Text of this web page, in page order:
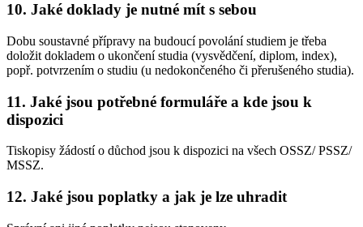
10. Jaké doklady je nutné mít s sebou
Dobu soustavné přípravy na budoucí povolání studiem je třeba
doložit dokladem o ukončení studia (vysvědčení, diplom, index),
popř. potvrzením o studiu (u nedokončeného či přerušeného studia).
11. Jaké jsou potřebné formuláře a kde jsou k
dispozici
Tiskopisy žádostí o důchod jsou k dispozici na všech OSSZ/ PSSZ/
MSSZ.
12. Jaké jsou poplatky a jak je lze uhradit